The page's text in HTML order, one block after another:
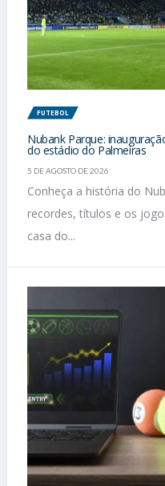
FUTEBOL
Nubank Parque:
do estádio do Palmeiras
5 DE AGOSTO DE 2026
Conheça a história do
recordes, títulos e os
casa do...